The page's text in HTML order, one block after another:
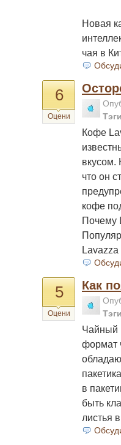
Новая
чая в
6
Оцени
Тэги
Кофе
вкусом.
что он
кофе
Почему
Lavazza
5
Оцени
Как
Тэги
Чайный
формат
в
быть
листья